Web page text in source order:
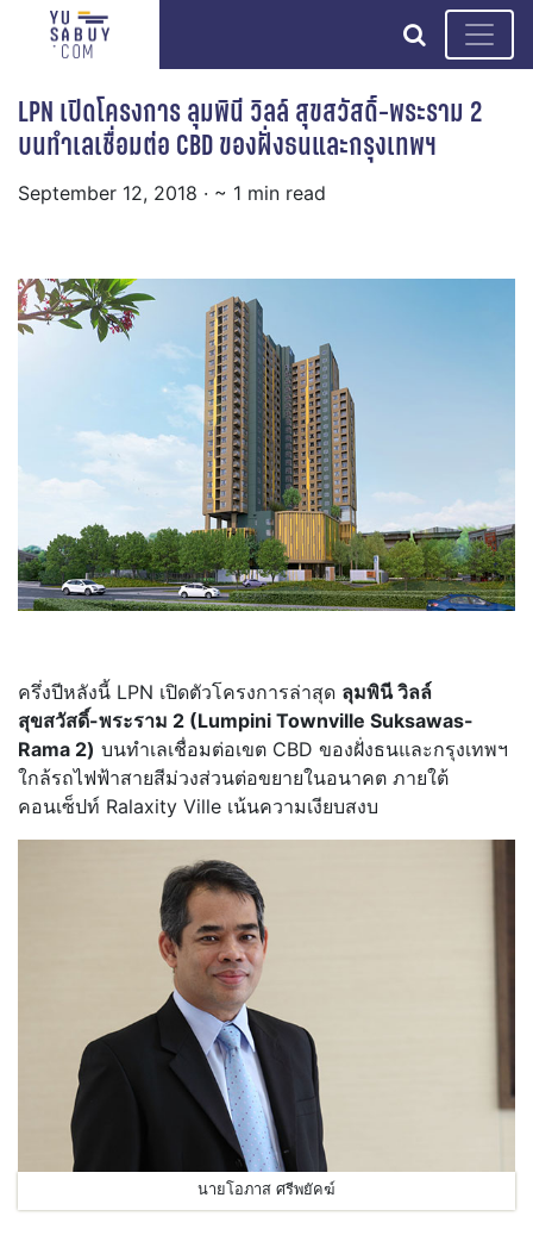
search
LPN เปิดโครงการ ลุมพินี วิลล์ สุขสวัสดิ์-พระราม 2
บนทำเลเชื่อมต่อ CBD ของฝั่งธนและกรุงเทพฯ
September 12, 2018 · ~ 1 min read
ครึ่งปีหลังนี้ LPN เปิดตัวโครงการล่าสุด ลุมพินี วิลล์
สุขสวัสดิ์-พระราม 2 (Lumpini Townville Suksawas-
Rama 2) บนทำเลเชื่อมต่อเขต CBD ของฝั่งธนและกรุงเทพฯ
ใกล้รถไฟฟ้าสายสีม่วงส่วนต่อขยายในอนาคต ภายใต้
คอนเซ็ปท์ Ralaxity Ville เน้นความเงียบสงบ
นายโอภาส ศรีพยัคฆ์